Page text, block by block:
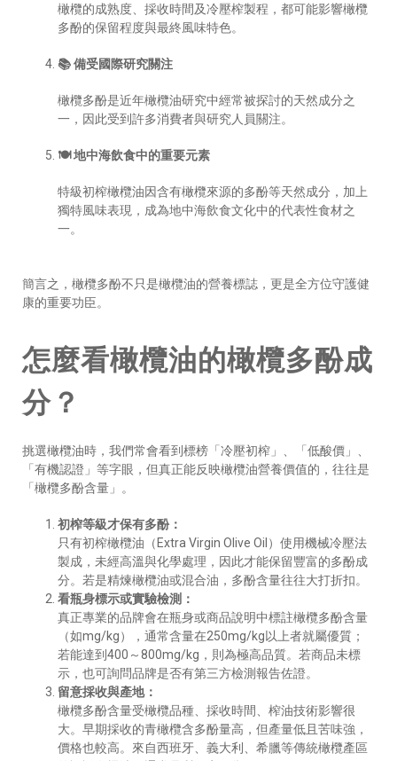
橄欖的成熟度、採收時間及冷壓榨製程，都可能影響橄欖
多酚的保留程度與最終風味特色。
📚 備受國際研究關注
橄欖多酚是近年橄欖油研究中經常被探討的天然成分之
一，因此受到許多消費者與研究人員關注。
🍽️ 地中海飲食中的重要元素
特級初榨橄欖油因含有橄欖來源的多酚等天然成分，加上
獨特風味表現，成為地中海飲食文化中的代表性食材之
一。
簡言之，橄欖多酚不只是橄欖油的營養標誌，更是全方位守護健
康的重要功臣。
怎麼看橄欖油的橄欖多酚成
分？
挑選橄欖油時，我們常會看到標榜「冷壓初榨」、「低酸價」、
「有機認證」等字眼，但真正能反映橄欖油營養價值的，往往是
「橄欖多酚含量」。
初榨等級才保有多酚：
只有初榨橄欖油（Extra Virgin Olive Oil）使用機械冷壓法
製成，未經高溫與化學處理，因此才能保留豐富的多酚成
分。若是精煉橄欖油或混合油，多酚含量往往大打折扣。
看瓶身標示或實驗檢測：
真正專業的品牌會在瓶身或商品說明中標註橄欖多酚含量
（如mg/kg），通常含量在250mg/kg以上者就屬優質；
若能達到400～800mg/kg，則為極高品質。若商品未標
示，也可詢問品牌是否有第三方檢測報告佐證。
留意採收與產地：
橄欖多酚含量受橄欖品種、採收時間、榨油技術影響很
大。早期採收的青橄欖含多酚量高，但產量低且苦味強，
價格也較高。來自西班牙、義大利、希臘等傳統橄欖產區